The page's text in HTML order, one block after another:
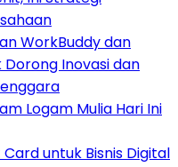
WorkBuddy dan
Dorong Inovasi dan
Logam Mulia Hari Ini
untuk Bisnis Digital